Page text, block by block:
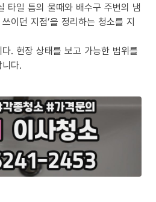
타일 틈의 물때와 배수구 주변의 냄
이던 지점’을 정리하는 청소를 지
. 현장 상태를 보고 가능한 범위를
다.